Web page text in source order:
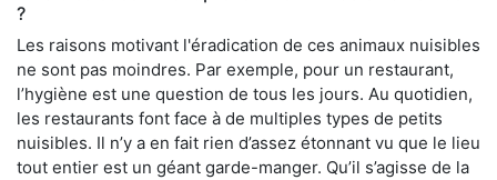
?
Les raisons motivant l'éradication de ces animaux nuisibles
ne sont pas moindres. Par exemple, pour un restaurant,
l’hygiène est une question de tous les jours. Au quotidien,
les restaurants font face à de multiples types de petits
nuisibles. Il n’y a en fait rien d’assez étonnant vu que le lieu
tout entier est un géant garde-manger. Qu’il s’agisse de la